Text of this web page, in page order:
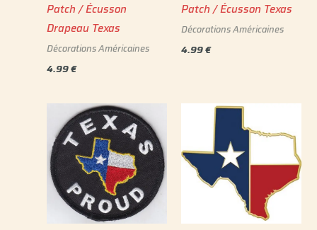
Patch / Écusson
Drapeau Texas
Décorations Américaines
4.99€
Patch / Écusson Texas
Décorations Américaines
4.99€